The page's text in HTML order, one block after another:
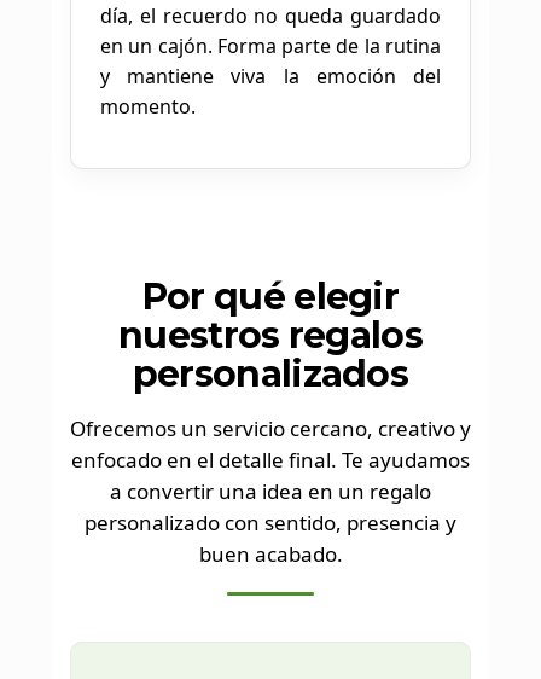
día, el recuerdo no queda guardado
en un cajón. Forma parte de la rutina
y mantiene viva la emoción del
momento.
Por qué elegir
nuestros regalos
personalizados
Ofrecemos un servicio cercano, creativo y
enfocado en el detalle final. Te ayudamos
a convertir una idea en un regalo
personalizado con sentido, presencia y
buen acabado.